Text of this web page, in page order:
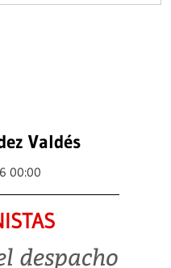
Valdés
00:00
despacho